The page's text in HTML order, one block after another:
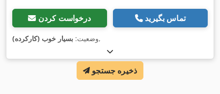
درخواست کردن تماس بگیرید
وضعیت: بسیار خوب (کارکرده) ,
ذخیره جستجو